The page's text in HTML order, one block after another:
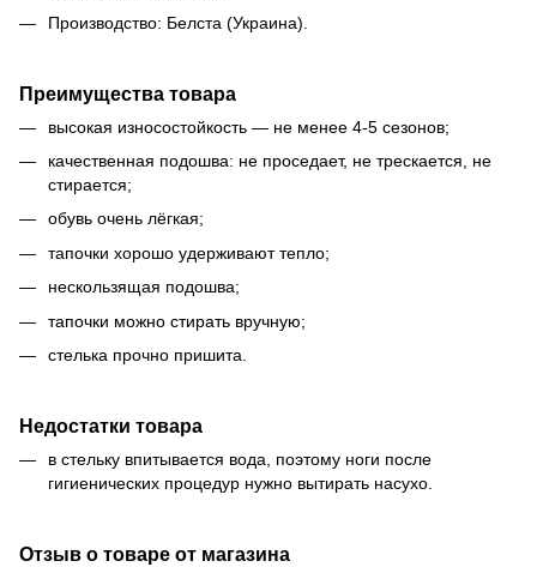
Производство: Белста (Украина).
Преимущества товара
высокая износостойкость — не менее 4-5 сезонов;
качественная подошва: не проседает, не трескается, не
стирается;
обувь очень лёгкая;
тапочки хорошо удерживают тепло;
нескользящая подошва;
тапочки можно стирать вручную;
стелька прочно пришита.
Недостатки товара
в стельку впитывается вода, поэтому ноги после
гигиенических процедур нужно вытирать насухо.
Отзыв о товаре от магазина